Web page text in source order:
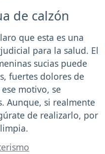
de calzón
que esta es una
para la salud. El
sucias puede
fuertes dolores de
motivo, se
Aunque, si realmente
de realizarlo, por